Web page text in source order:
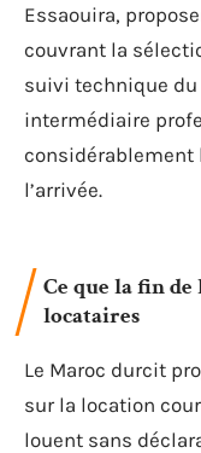
Essaouira,
couvrant la
suivi technique du
intermédiaire
considérablement
l’arrivée.
Ce que la fin
locataires
Le Maroc durcit
sur la location
louent sans